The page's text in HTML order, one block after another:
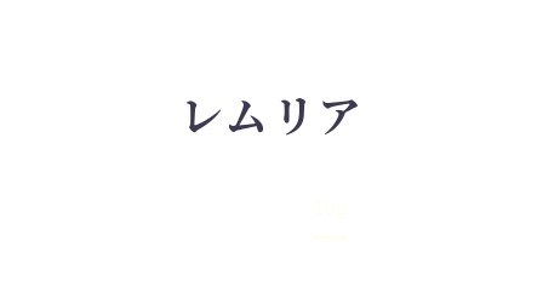
レムリア